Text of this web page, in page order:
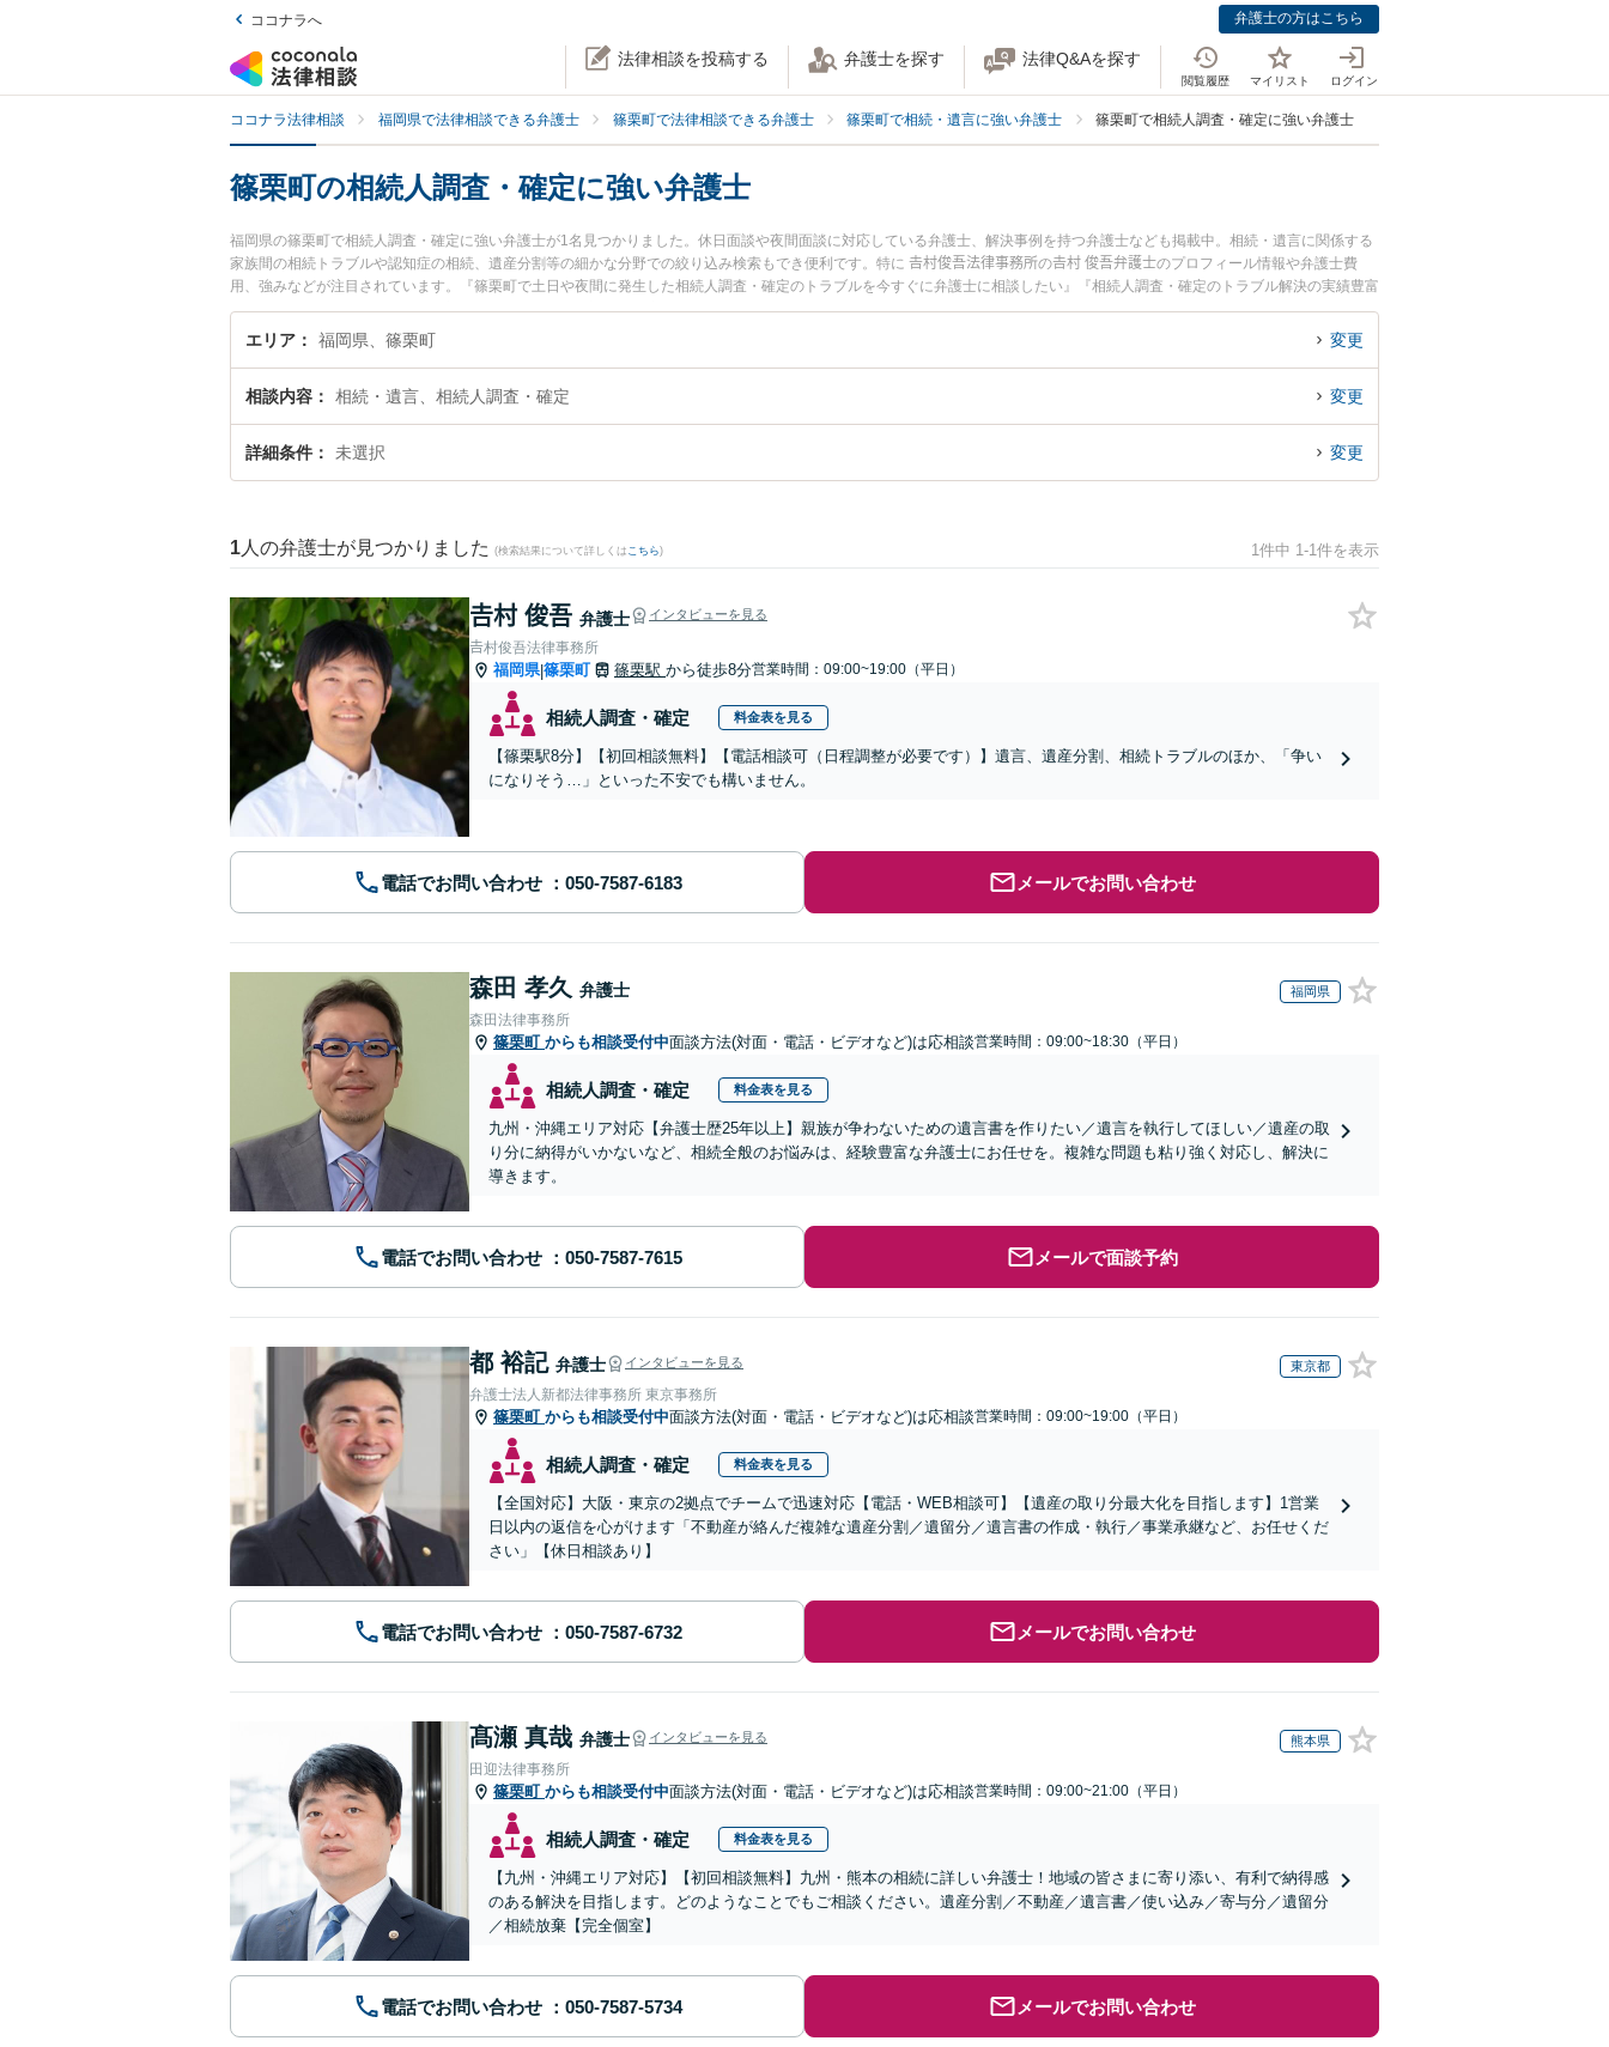
ココナラへ 弁護士の方はこちら
法律相談を投稿する 弁護士を探す 法律Q&Aを探す
閲覧履歴 マイリスト ログイン
ココナラ法律相談 福岡県で法律相談できる弁護士 篠栗町で法律相談できる弁護士 篠栗町で相続・遺言に強い弁護士 篠栗町で相続人調査・確定に強い弁護士
篠栗町の相続人調査・確定に強い弁護士
福岡県の篠栗町で相続人調査・確定に強い弁護士が1名見つかりました。休日面談や夜間面談に対応している弁護士、解決事例を持つ弁護士なども掲載中。相続・遺言に関係する
家族間の相続トラブルや認知症の相続、遺産分割等の細かな分野での絞り込み検索もでき便利です。特に 𠮷村俊吾法律事務所の𠮷村 俊吾弁護士のプロフィール情報や弁護士費
用、強みなどが注目されています。『篠栗町で土日や夜間に発生した相続人調査・確定のトラブルを今すぐに弁護士に相談したい』『相続人調査・確定のトラブル解決の実績豊富
な近くの弁護士を検索したい』『初回相談無料で相続人調査・確定を法律相談できる篠栗町内の弁護士に相談予約したい』などでお困りの相談者さんにおすすめです。
エリア 福岡県、篠栗町 変更
相談内容 相続・遺言、相続人調査・確定 変更
詳細条件 未選択 変更
1 人の弁護士が見つかりました (検索結果について詳しくは こちら) 1件中 1-1件を表示
𠮷村 俊吾 弁護士 インタビューを見る
𠮷村俊吾法律事務所
福岡県|篠栗町 篠栗駅 から徒歩8分営業時間：09:00~19:00（平日）
相続人調査・確定 料金表を見る
【篠栗駅8分】【初回相談無料】【電話相談可（日程調整が必要です）】遺言、遺産分割、相続トラブルのほか、「争い
になりそう…」といった不安でも構いません。
電話でお問い合わせ メールでお問い合わせ
森田 孝久 弁護士 福岡県
森田法律事務所
篠栗町 からも相談受付中面談方法(対面・電話・ビデオなど)は応相談営業時間：09:00~18:30（平日）
相続人調査・確定 料金表を見る
九州・沖縄エリア対応【弁護士歴25年以上】親族が争わないための遺言書を作りたい／遺言を執行してほしい／遺産の取
り分に納得がいかないなど、相続全般のお悩みは、経験豊富な弁護士にお任せを。複雑な問題も粘り強く対応し、解決に
導きます。
電話でお問い合わせ メールで面談予約
都 裕記 弁護士 インタビューを見る 東京都
弁護士法人新都法律事務所 東京事務所
篠栗町 からも相談受付中面談方法(対面・電話・ビデオなど)は応相談営業時間：09:00~19:00（平日）
相続人調査・確定 料金表を見る
【全国対応】大阪・東京の2拠点でチームで迅速対応【電話・WEB相談可】【遺産の取り分最大化を目指します】1営業
日以内の返信を心がけます「不動産が絡んだ複雑な遺産分割／遺留分／遺言書の作成・執行／事業承継など、お任せくだ
さい」【休日相談あり】
電話でお問い合わせ メールでお問い合わせ
髙瀬 真哉 弁護士 インタビューを見る 熊本県
田迎法律事務所
篠栗町 からも相談受付中面談方法(対面・電話・ビデオなど)は応相談営業時間：09:00~21:00（平日）
相続人調査・確定 料金表を見る
【九州・沖縄エリア対応】【初回相談無料】九州・熊本の相続に詳しい弁護士！地域の皆さまに寄り添い、有利で納得感
のある解決を目指します。どのようなことでもご相談ください。遺産分割／不動産／遺言書／使い込み／寄与分／遺留分
／相続放棄【完全個室】
電話でお問い合わせ メールでお問い合わせ